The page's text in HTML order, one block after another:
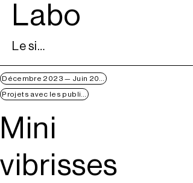
Labo
Le silo
Décembre 2023 — Juin 2024
Projets avec les publics
Mini
vibrisses